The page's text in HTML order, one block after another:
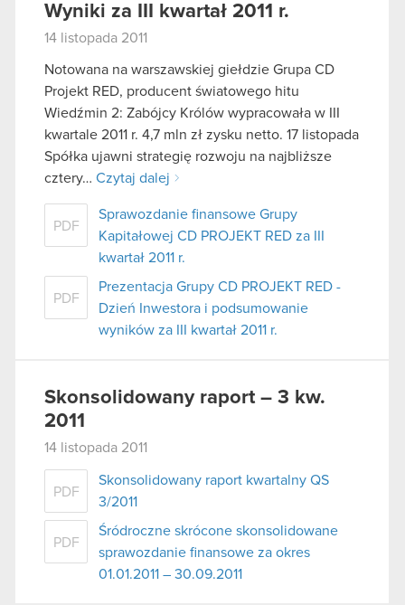
Wyniki za III kwartał 2011 r.
14 listopada 2011
Notowana na warszawskiej giełdzie Grupa CD
Projekt RED, producent światowego hitu
Wiedźmin 2: Zabójcy Królów wypracowała w III
kwartale 2011 r. 4,7 mln zł zysku netto. 17 listopada
Spółka ujawni strategię rozwoju na najbliższe
cztery… Czytaj dalej
PDF
Sprawozdanie finansowe Grupy
Kapitałowej CD PROJEKT RED za III
kwartał 2011 r.
PDF
Prezentacja Grupy CD PROJEKT RED -
Dzień Inwestora i podsumowanie
wyników za III kwartał 2011 r.
Skonsolidowany raport – 3 kw.
2011
14 listopada 2011
PDF
Skonsolidowany raport kwartalny QS
3/2011
PDF
Śródroczne skrócone skonsolidowane
sprawozdanie finansowe za okres
01.01.2011 – 30.09.2011